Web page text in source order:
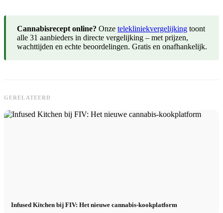
Cannabisrecept online? Onze telekliniekvergelijking toont
alle 31 aanbieders in directe vergelijking – met prijzen,
wachttijden en echte beoordelingen. Gratis en onafhankelijk.
GERELATEERD
Infused Kitchen bij FIV: Het nieuwe cannabis-kookplatform